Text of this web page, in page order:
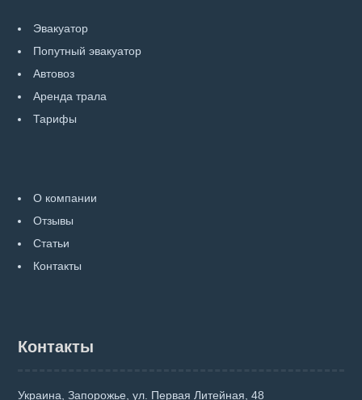
Эвакуатор
Попутный эвакуатор
Автовоз
Аренда трала
Тарифы
О компании
Отзывы
Статьи
Контакты
Контакты
Украина, Запорожье, ул. Первая Литейная, 48